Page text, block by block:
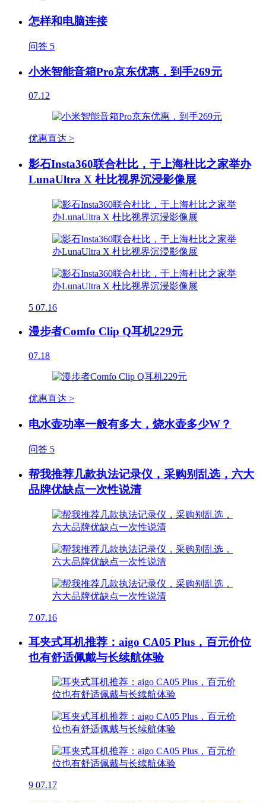
怎样和电脑连接
问答 5
小米智能音箱Pro京东优惠，到手269元
07.12
优惠直达 >
影石Insta360联合杜比，于上海杜比之家举办
LunaUltra X 杜比视界沉浸影像展
5 07.16
漫步者Comfo Clip Q耳机229元
07.18
优惠直达 >
电水壶功率一般有多大，烧水壶多少W？
问答 5
帮我推荐几款执法记录仪，采购别乱选，六大
品牌优缺点一次性说清
7 07.16
耳夹式耳机推荐：aigo CA05 Plus，百元价位
也有舒适佩戴与长续航体验
9 07.17